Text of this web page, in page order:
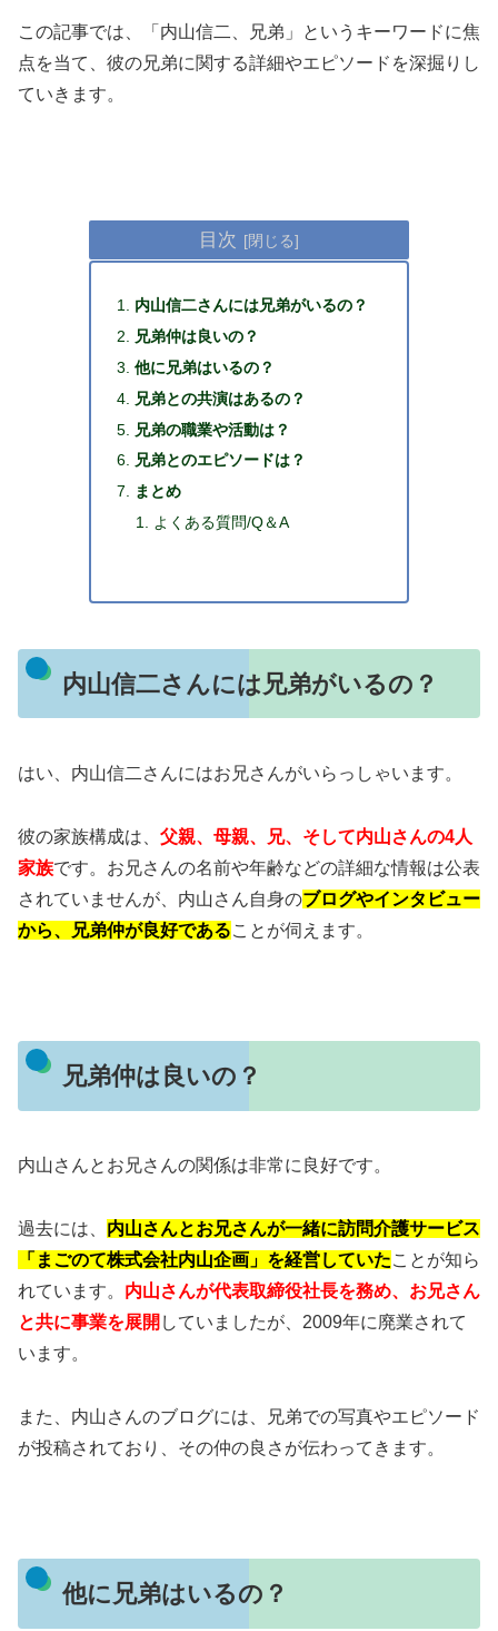
この記事では、「内山信二、兄弟」というキーワードに焦
点を当て、彼の兄弟に関する詳細やエピソードを深掘りし
ていきます。
目次
内山信二さんには兄弟がいるの？
兄弟仲は良いの？
他に兄弟はいるの？
兄弟との共演はあるの？
兄弟の職業や活動は？
兄弟とのエピソードは？
まとめ
よくある質問/Q＆A
内山信二さんには兄弟がいるの？
はい、内山信二さんにはお兄さんがいらっしゃいます。
彼の家族構成は、 父親、母親、兄、そして内山さんの4人
家族です。 お兄さんの名前や年齢などの詳細な情報は公表
されていませんが、内山さん自身のブログやインタビュー
から、兄弟仲が良好であることが伺えます。
兄弟仲は良いの？
内山さんとお兄さんの関係は非常に良好です。
過去には、 内山さんとお兄さんが一緒に訪問介護サービス
「まごのて株式会社内山企画」を経営していたことが知ら
れています。 内山さんが代表取締役社長を務め、お兄さん
と共に事業を展開 していましたが、2009年に廃業されて
います。
また、内山さんのブログには、兄弟での写真やエピソード
が投稿されており、その仲の良さが伝わってきます。
他に兄弟はいるの？